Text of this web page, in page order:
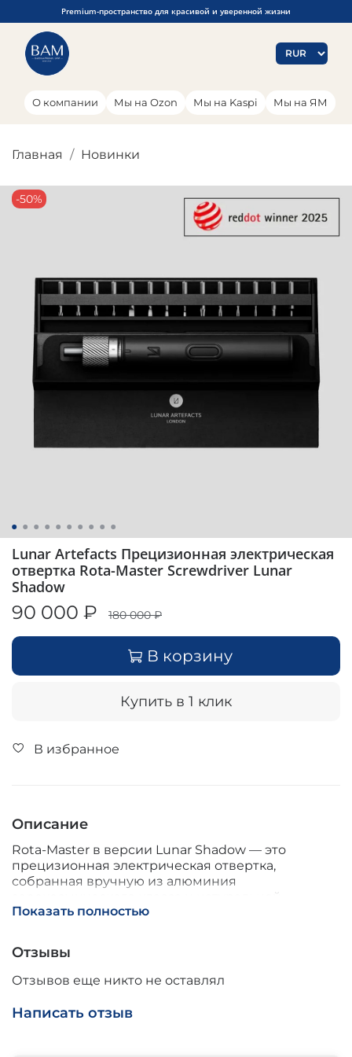
Premium-пространство для красивой и уверенной жизни
О компании Мы на Ozon Мы на Kaspi Мы на ЯМ
Главная Новинки
-50%
Lunar Artefacts Прецизионная электрическая
отвертка Rota-Master Screwdriver Lunar
Shadow
90 000 ₽ 180 000 ₽
В корзину
Купить в 1 клик
В избранное
Описание
Rota-Master в версии Lunar Shadow — это
прецизионная электрическая отвертка,
собранная вручную из алюминия
телячьей кожи. Рукоятка обтянута чёрной кожей
регулировочный хомут выполнен из цельного
алюминия. Инструмент сочетает тактильный
комфорт кожи с прочностью авиационных
мелкими креплениями.
Показать полностью
Отзывы
Отзывов еще никто не оставлял
Написать отзыв